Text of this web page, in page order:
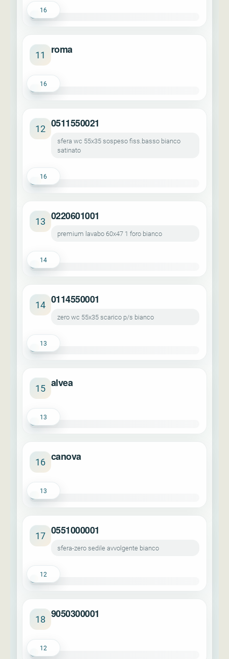
16
11 roma
16
12 0511550021
sfera wc 55x35 sospeso fiss.basso bianco
satinato
16
13 0220601001
premium lavabo 60x47 1 foro bianco
14
14 0114550001
zero wc 55x35 scarico p/s bianco
13
15 alvea
13
16 canova
13
17 0551000001
sfera-zero sedile avvolgente bianco
12
18 9050300001
12